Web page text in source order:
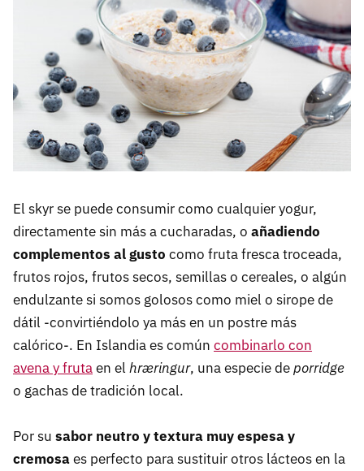
El skyr se puede consumir como cualquier yogur,
directamente sin más a cucharadas, o añadiendo
complementos al gusto como fruta fresca troceada,
frutos rojos, frutos secos, semillas o cereales, o algún
endulzante si somos golosos como miel o sirope de
dátil -convirtiéndolo ya más en un postre más
calórico-. En Islandia es común combinarlo con
avena y frutaen el hræringur, una especie deporridge
o gachas de tradición local.
Por su sabor neutro y textura muy espesa y
cremosaes perfecto para sustituir otros lácteos en la